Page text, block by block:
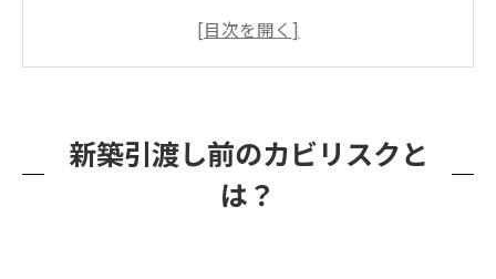
建築現場のカビを未然に防ぐために
まとめ：引渡し前のカビ診断で住宅の価値を守
る
新築引渡し前のカビリスクと
は？